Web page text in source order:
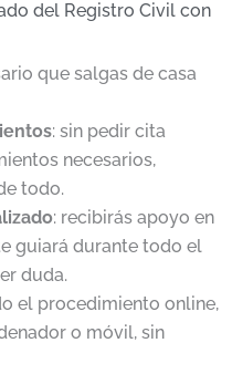
del Registro Civil con
que salgas de casa
: sin pedir cita
necesarios,
todo.
: recibirás apoyo en
guiará durante todo el
duda.
el procedimiento online,
o móvil, sin